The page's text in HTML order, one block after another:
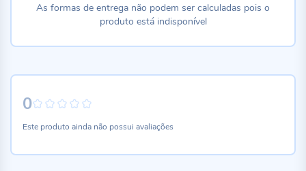
0
Este produto ainda não possui avaliações
As formas de entrega não podem ser calculadas pois o
produto está indisponível